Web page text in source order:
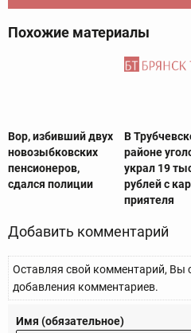
Похожие материалы
Вор, избивший двух
новозыбковских
пенсионеров,
сдался полиции
В
районе
украл 19
рублей с
приятеля
Добавить комментарий
Оставляя свой комментарий, Вы
добавления комментариев.
Имя (обязательное)